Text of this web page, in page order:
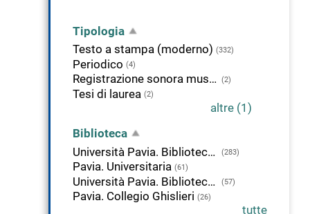
Tipologia
Testo a stampa (moderno) (332)
Periodico (4)
Registrazione sonora musicale (2)
Tesi di laurea (2)
altre (1)
Biblioteca
Università Pavia. Biblioteca di Scienze Politiche
(283)
Pavia. Universitaria (61)
Università Pavia. Biblioteca di Studi Umanistici (57)
Pavia. Collegio Ghislieri (26)
tutte